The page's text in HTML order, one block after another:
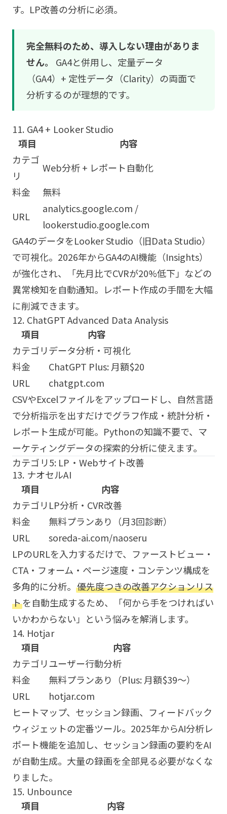
す。LP改善の分析に必須。
完全無料のため、導入しない理由がありま
せん。
GA4と併用し、定量データ
（GA4）+ 定性データ（Clarity）の両面で
分析するのが理想的です。
11. GA4 + Looker Studio
項目
内容
カテゴ
リ
Web分析 + レポート自動化
料金
無料
URL
analytics.google.com /
lookerstudio.google.com
GA4のデータをLooker Studio（旧Data Studio）
で可視化。2026年からGA4のAI機能（Insights）
が強化され、「先月比でCVRが20%低下」などの
異常検知を自動通知。レポート作成の手間を大幅
に削減できます。
12. ChatGPT Advanced Data Analysis
項目
内容
カテゴリデータ分析・可視化
料金
ChatGPT Plus: 月額$20
URL
chatgpt.com
CSVやExcelファイルをアップロードし、自然言語
で分析指示を出すだけでグラフ作成・統計分析・
レポート生成が可能。Pythonの知識不要で、マ
ーケティングデータの探索的分析に使えます。
カテゴリ5: LP・Webサイト改善
13. ナオセルAI
項目
内容
カテゴリ LP分析・CVR改善
料金
無料プランあり（月3回診断）
URL
soreda-ai.com/naoseru
LPのURLを入力するだけで、ファーストビュー・
CTA・フォーム・ページ速度・コンテンツ構成を
多角的に分析。 優先度つきの改善アクションリス
トを自動生成するため、「何から手をつければい
いかわからない」という悩みを解消します。
14. Hotjar
項目
内容
カテゴリユーザー行動分析
料金
無料プランあり（Plus: 月額$39〜）
URL
hotjar.com
ヒートマップ、セッション録画、フィードバック
ウィジェットの定番ツール。2025年からAI分析レ
ポート機能を追加し、セッション録画の要約をAI
が自動生成。大量の録画を全部見る必要がなくな
りました。
15. Unbounce
項目
内容